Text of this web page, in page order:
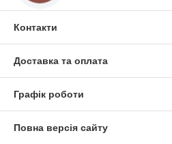
Контакти
Доставка та оплата
Графік роботи
Повна версія сайту